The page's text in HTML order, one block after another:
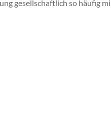
gesellschaftlich so häufig